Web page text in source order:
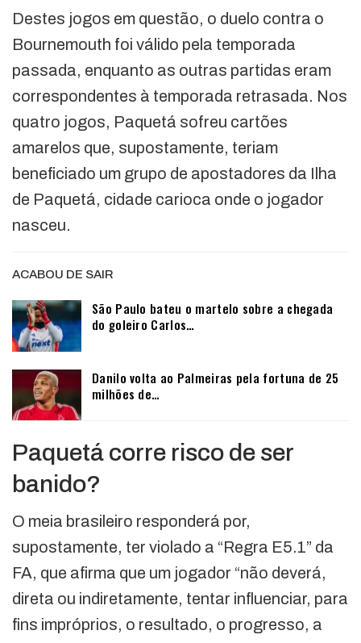
Destes jogos em questão, o duelo contra o
Bournemouth foi válido pela temporada
passada, enquanto as outras partidas eram
correspondentes à temporada retrasada. Nos
quatro jogos, Paquetá sofreu cartões
amarelos que, supostamente, teriam
beneficiado um grupo de apostadores da Ilha
de Paquetá, cidade carioca onde o jogador
nasceu.
ACABOU DE SAIR
São Paulo bateu o martelo sobre a chegada
do goleiro Carlos…
Danilo volta ao Palmeiras pela fortuna de 25
milhões de…
Paquetá corre risco de ser
banido?
O meia brasileiro responderá por,
supostamente, ter violado a “Regra E5.1” da
FA, que afirma que um jogador “não deverá,
direta ou indiretamente, tentar influenciar, para
fins impróprios, o resultado, o progresso, a